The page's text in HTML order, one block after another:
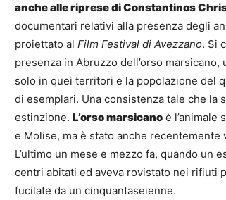
anche alle riprese di Constantinos
documentari relativi alla presenza degli
proiettato al Film Festival di Avezzano. Si
presenza in Abruzzo dell’orso
solo in quei territori e la popolazione del
di esemplari. Una consistenza tale che la
estinzione. L’orso marsicano è l’animale
e Molise, ma è stato anche
L’ultimo un mese e mezzo fa, quando un
centri abitati ed aveva rovistato nei rifiuti
fucilate da un cinquantaseienne.